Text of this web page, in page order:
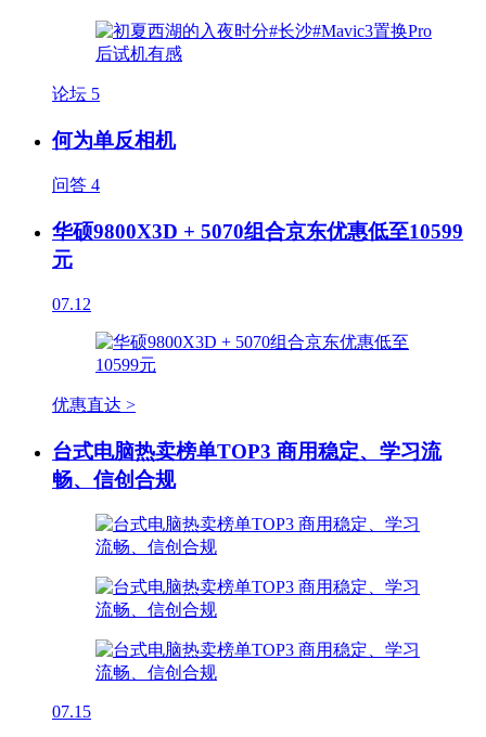
论坛 5
何为单反相机
问答 4
华硕9800X3D + 5070组合京东优惠低至10599
元
07.12
优惠直达 >
台式电脑热卖榜单TOP3 商用稳定、学习流
畅、信创合规
07.15